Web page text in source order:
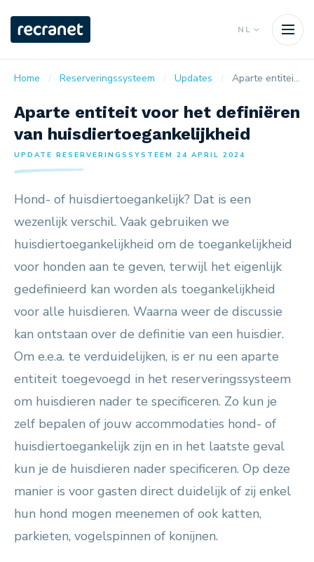
NL
Home Reserveringssysteem Updates Aparte entiteit voor het definiëren van huisdiertoegankelijkheid
Aparte entiteit voor het definiëren
van huisdiertoegankelijkheid
UPDATE RESERVERINGSSYSTEEM 24 APRIL 2024
Hond- of huisdiertoegankelijk? Dat is een
wezenlijk verschil. Vaak gebruiken we
huisdiertoegankelijkheid om de toegankelijkheid
voor honden aan te geven, terwijl het eigenlijk
gedefinieerd kan worden als toegankelijkheid
voor alle huisdieren. Waarna weer de discussie
kan ontstaan over de definitie van een huisdier.
Om e.e.a. te verduidelijken, is er nu een aparte
entiteit toegevoegd in het reserveringssysteem
om huisdieren nader te specificeren. Zo kun je
zelf bepalen of jouw accommodaties hond- of
huisdiertoegankelijk zijn en in het laatste geval
kun je de huisdieren nader specificeren. Op deze
manier is voor gasten direct duidelijk of zij enkel
hun hond mogen meenemen of ook katten,
parkieten, vogelspinnen of konijnen.